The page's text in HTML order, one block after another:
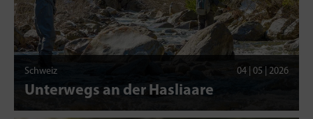
Schweiz 04 | 05 | 2026
Unterwegs an der Hasliaare